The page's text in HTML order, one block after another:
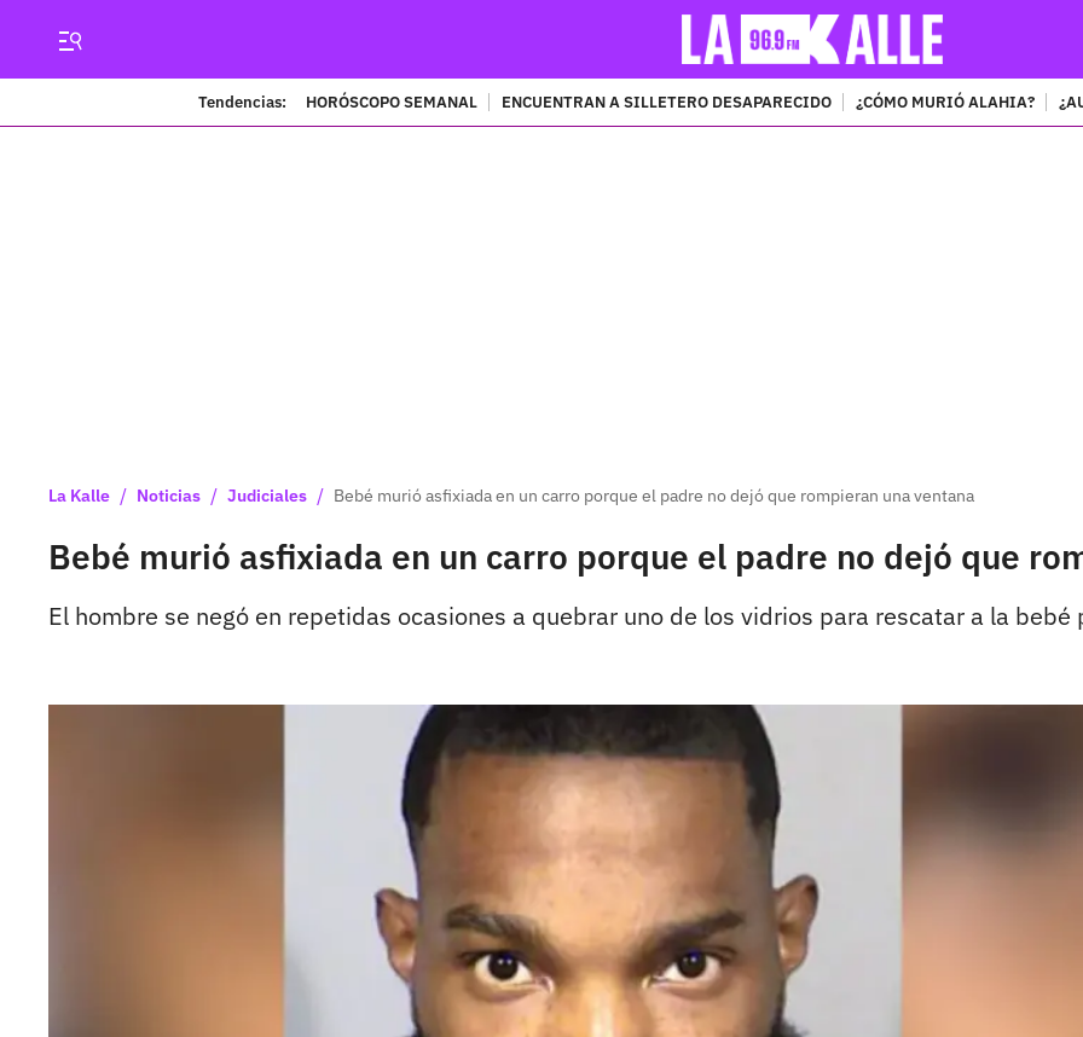
Tendencias: HORÓSCOPO SEMANAL ENCUENTRAN A SILLETERO DESAPARECIDO ¿CÓMO MURIÓ ALAHIA?
La Kalle / Noticias / Judiciales / Bebé murió asfixiada en un carro porque el padre no dejó que rompieran una ventana
Bebé murió asfixiada en un carro porque el padre no dejó que
El hombre se negó en repetidas ocasiones a quebrar uno de los vidrios para rescatar a la